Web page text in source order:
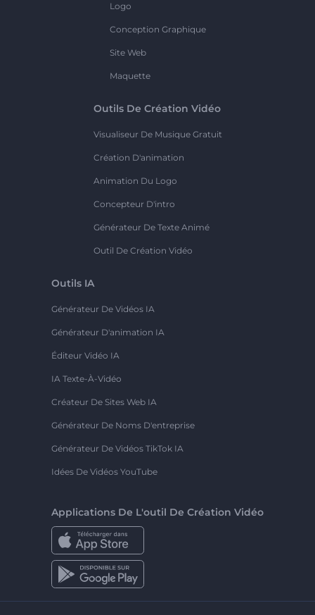
Logo
Conception Graphique
Site Web
Maquette
Outils De Création Vidéo
Visualiseur De Musique Gratuit
Création D'animation
Animation Du Logo
Concepteur D'intro
Générateur De Texte Animé
Outil De Création Vidéo
Outils IA
Générateur De Vidéos IA
Générateur D'animation IA
Éditeur Vidéo IA
IA Texte-À-Vidéo
Créateur De Sites Web IA
Générateur De Noms D'entreprise
Générateur De Vidéos TikTok IA
Idées De Vidéos YouTube
Applications De L'outil De Création Vidéo